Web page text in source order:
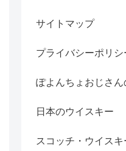
サイトマップ
プライバシーポリシ
ぽよんちょおじさ
日本のウイスキー
スコッチ・ウイスキ